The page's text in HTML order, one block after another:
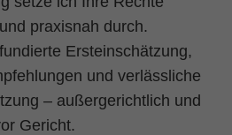
praxisnah durch.
Ersteinschätzung,
und verlässliche
– außergerichtlich und
Gericht.